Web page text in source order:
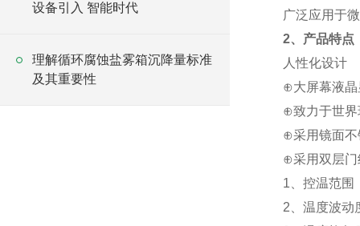
设备引入 智能时代
理解循环腐蚀盐雾箱沉降量标准
及其重要性
广泛应用于
2、产品特点
人性化设计
⊕大屏幕液晶
⊕致力于世界
⊕采用镜面不
⊕采用双层门
1、控温范
2、温度波